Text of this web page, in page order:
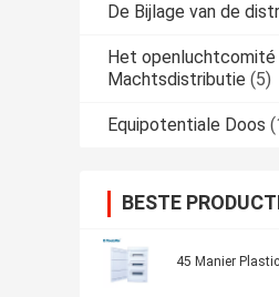
De Bijlage van de
Het openluchtcomité
Machtsdistributie (5)
Equipotentiale Doos
BESTE
45 Manier